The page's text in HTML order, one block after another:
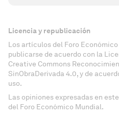
Licencia y republicación
Los artículos del Foro
publicarse de acuerdo con la
Creative Commons
SinObraDerivada 4.0, y de
uso.
Las opiniones expresadas en
del Foro Económico Mundial.